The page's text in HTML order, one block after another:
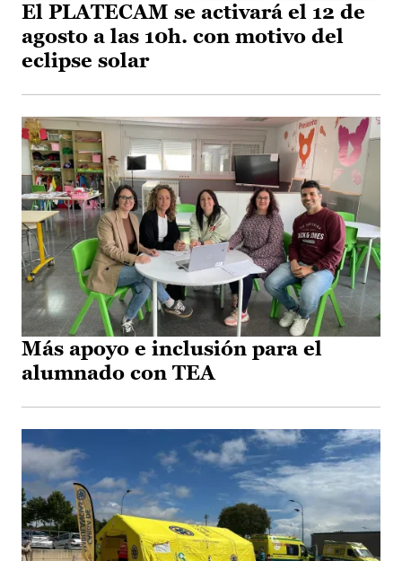
El PLATECAM se activará el 12 de
agosto a las 10h. con motivo del
eclipse solar
Más apoyo e inclusión para el
alumnado con TEA